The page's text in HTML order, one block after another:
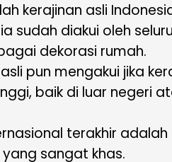
kerajinan asli
diakui oleh
dekorasi rumah.
pun mengakui jika
baik di luar negeri
terakhir
sangat khas.